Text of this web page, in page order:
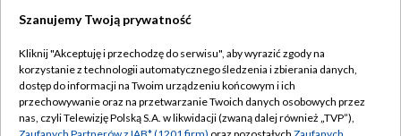
TVP
Abonament TVP
Emisja w TVP
Regulamin TVP
Szanujemy Twoją prywatność
Kliknij "Akceptuję i przechodzę do serwisu", aby wyrazić zgody na
korzystanie z technologii automatycznego śledzenia i zbierania danych,
dostęp do informacji na Twoim urządzeniu końcowym i ich
przechowywanie oraz na przetwarzanie Twoich danych osobowych przez
nas, czyli Telewizję Polską S.A. w likwidacji (zwaną dalej również „TVP”),